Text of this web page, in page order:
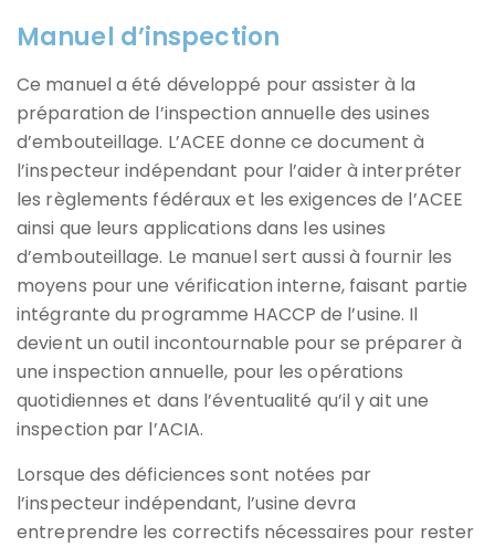
Manuel d’inspection
Ce manuel a été développé pour assister à la
préparation de l’inspection annuelle des usines
d’embouteillage. L’ACEE donne ce document à
l’inspecteur indépendant pour l’aider à interpréter
les règlements fédéraux et les exigences de l’ACEE
ainsi que leurs applications dans les usines
d’embouteillage. Le manuel sert aussi à fournir les
moyens pour une vérification interne, faisant partie
intégrante du programme HACCP de l’usine. Il
devient un outil incontournable pour se préparer à
une inspection annuelle, pour les opérations
quotidiennes et dans l’éventualité qu’il y ait une
inspection par l’ACIA.
Lorsque des déficiences sont notées par
l’inspecteur indépendant, l’usine devra
entreprendre les correctifs nécessaires pour rester